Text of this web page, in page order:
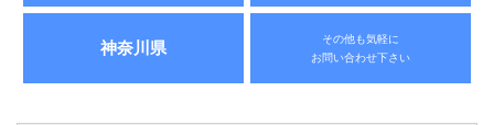
神奈川県
その他も気軽に
お問い合わせ下さい